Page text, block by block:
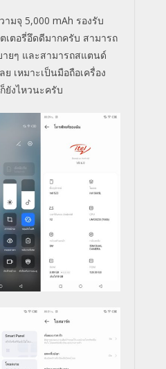
มจุ 5,000 mAh รองรับ
เตอรี่อึดดีมากครับ สามารถ
ยๆ และสามารถสแตนด์
เหมาะเป็นมือถือเครื่อง
ยังไหวนะครับ